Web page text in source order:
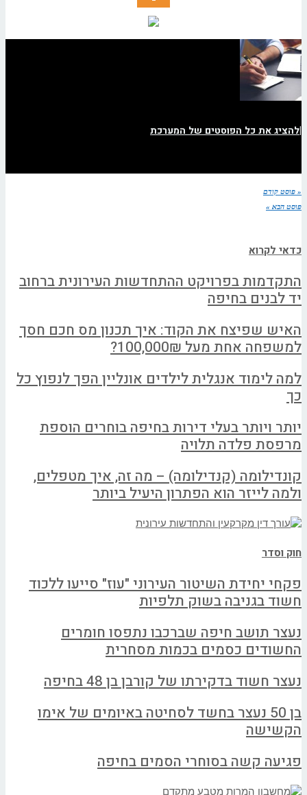
|להציג את כל הפוסטים של המערכת
« פוסט קודם
פוסט הבא »
כדאי לקרוא
התקדמות בפרויקט ההתחדשות העירונית ברחוב
יד לבנים בחיפה
האיש שפיצח את הקוד: איך תכנון מס חכם חסך
למשפחה אחת מעל 100,000₪?
למה לימוד אנגלית לילדים אונליין הפך לנפוץ כל
כך
יותר ויותר בעלי דירות בחיפה בוחרים הוספת
מרפסת פלדה תלויה
קונדילומה (קנדילומה) – מה זה, איך מטפלים,
ולמה לייזר הוא הפתרון היעיל ביותר
חוק וסדר
פקחי יחידת השיטור העירוני "עוז" סייעו ללכוד
חשוד בגניבה בשוק תלפיות
נעצר תושב חיפה שברכבו נתפסו חומרים
החשודים כסמים בכמות מסחרית
נעצר חשוד בדקירתו של קורבן בן 48 בחיפה
בן 50 נעצר בחשד לסחיטה באיומים של אימו
הקשישה
פגיעה קשה בסוחרי הסמים בחיפה